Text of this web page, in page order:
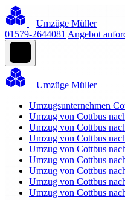
Umzüge Müller
01579-2644081 Angebot
Umzüge Müller
Umzugsunternehmen
Umzug von Cottbus
Umzug von Cottbus
Umzug von Cottbus
Umzug von Cottbus
Umzug von Cottbus
Umzug von Cottbus
Umzug von Cottbus
Umzug von Cottbus